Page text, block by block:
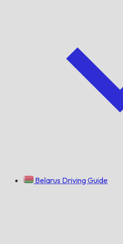
Belarus Driving Guide